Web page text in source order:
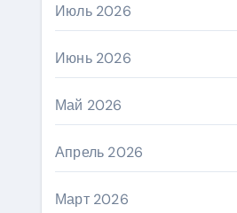
Июль 2026
Июнь 2026
Май 2026
Апрель 2026
Март 2026